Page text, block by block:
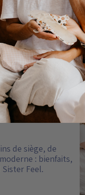
préconisés
XIXe
de siège, de
: bienfaits,
Feel.